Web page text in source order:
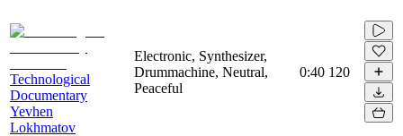
Technological
Documentary
Yevhen
Lokhmatov
Electronic, Synthesizer,
Drummachine, Neutral,
Peaceful
0:40 120